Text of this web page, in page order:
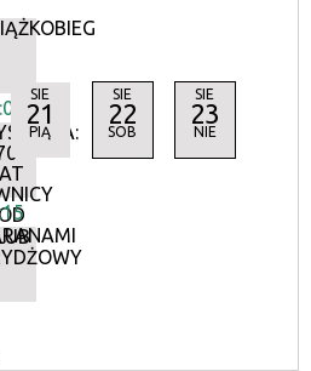
SIE
21
PIĄ
SIE
22
SOB
SIE
23
NIE